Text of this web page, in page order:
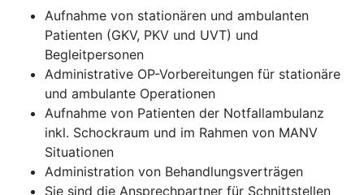
Aufnahme von stationären und ambulanten
Patienten (GKV, PKV und UVT) und
Begleitpersonen
Administrative OP-Vorbereitungen für stationäre
und ambulante Operationen
Aufnahme von Patienten der Notfallambulanz
inkl. Schockraum und im Rahmen von MANV
Situationen
Administration von Behandlungsverträgen
Sie sind die Ansprechpartner für Schnittstellen